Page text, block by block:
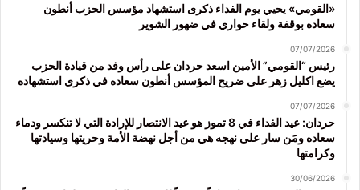
«القومي» يحيي يوم الفداء ذكرى استشهاد مؤسس الحزب أنطون
سعاده بوقفة ولقاء حواري في ضهور الشوير
07/07/2026
رئيس “القومي” الأمين اسعد حردان على رأس وفد من قيادة الحزب
يضع اكليل زهر على ضريح المؤسس أنطون سعاده في ذكرى استشهاده
07/07/2026
حردان: عيد الفداء في 8 تموز هو عيد الانتصار للإرادة التي لا تنكسر ودماء
سعاده ومَن سار على نهجه هي من أجل نهضة الأمة وحريتها وسيادتها
وكرامتها
30/06/2026